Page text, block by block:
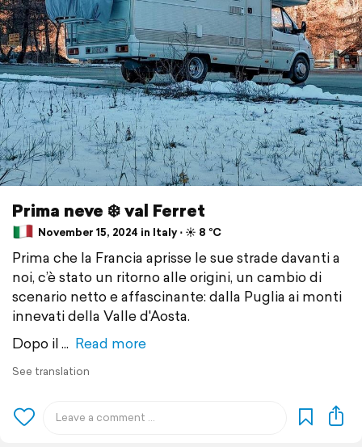
Prima neve ❄️ val Ferret
November 15, 2024 in Italy ⋅ ☀️ 8 °C
Prima che la Francia aprisse le sue strade davanti a
noi, c’è stato un ritorno alle origini, un cambio di
scenario netto e affascinante: dalla Puglia ai monti
innevati della Valle d'Aosta.
Dopo il
Read more
See translation